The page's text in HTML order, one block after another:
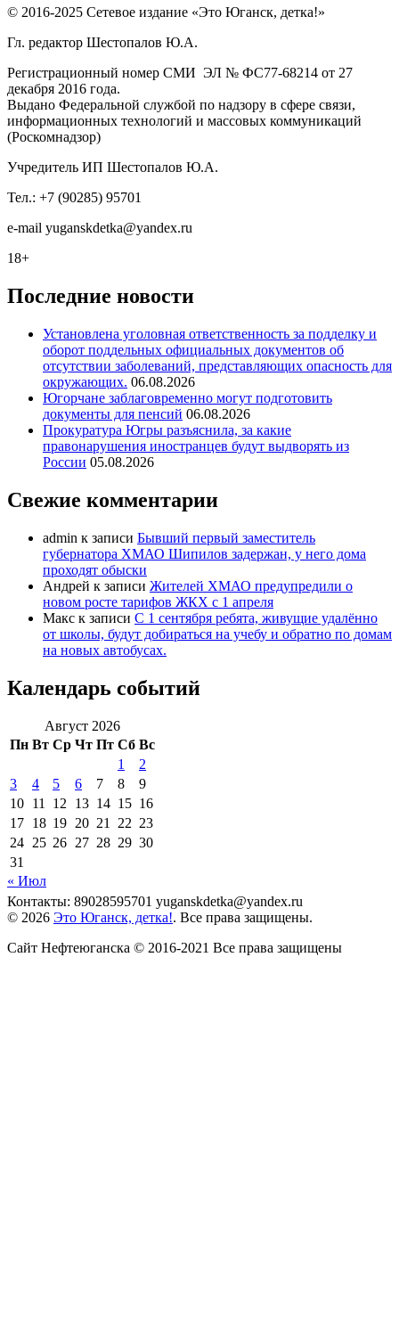
© 2016-2025 Сетевое издание «Это Юганск, детка!»
Гл. редактор Шестопалов Ю.А.
Регистрационный номер СМИ ЭЛ № ФС77-68214 от 27
декабря 2016 года.
Выдано Федеральной службой по надзору в сфере связи,
информационных технологий и массовых коммуникаций
(Роскомнадзор)
Учредитель ИП Шестопалов Ю.А.
Тел.: +7 (90285) 95701
e-mail yuganskdetka@yandex.ru
18+
Последние новости
Установлена уголовная ответственность за подделку и
оборот поддельных официальных документов об
отсутствии заболеваний, представляющих опасность для
окружающих. 06.08.2026
Югорчане заблаговременно могут подготовить
документы для пенсий 06.08.2026
Прокуратура Югры разъяснила, за какие
правонарушения иностранцев будут выдворять из
России 05.08.2026
Свежие комментарии
admin к записи Бывший первый заместитель
губернатора ХМАО Шипилов задержан, у него дома
проходят обыски
Андрей к записи Жителей ХМАО предупредили о
новом росте тарифов ЖКХ с 1 апреля
Макс к записи С 1 сентября ребята, живущие удалённо
от школы, будут добираться на учебу и обратно по домам
на новых автобусах.
Календарь событий
Август 2026
Пн Вт Ср Чт Пт Сб Вс
1
2
3
4 5 6 7 8
9
10 11 12 13 14 15 16
17 18 19 20 21 22 23
24 25 26 27 28 29 30
31
« Июл
Контакты: 89028595701 yuganskdetka@yandex.ru
© 2026 Это Юганск, детка!. Все права защищены.
Сайт Нефтеюганска © 2016-2021 Все права защищены